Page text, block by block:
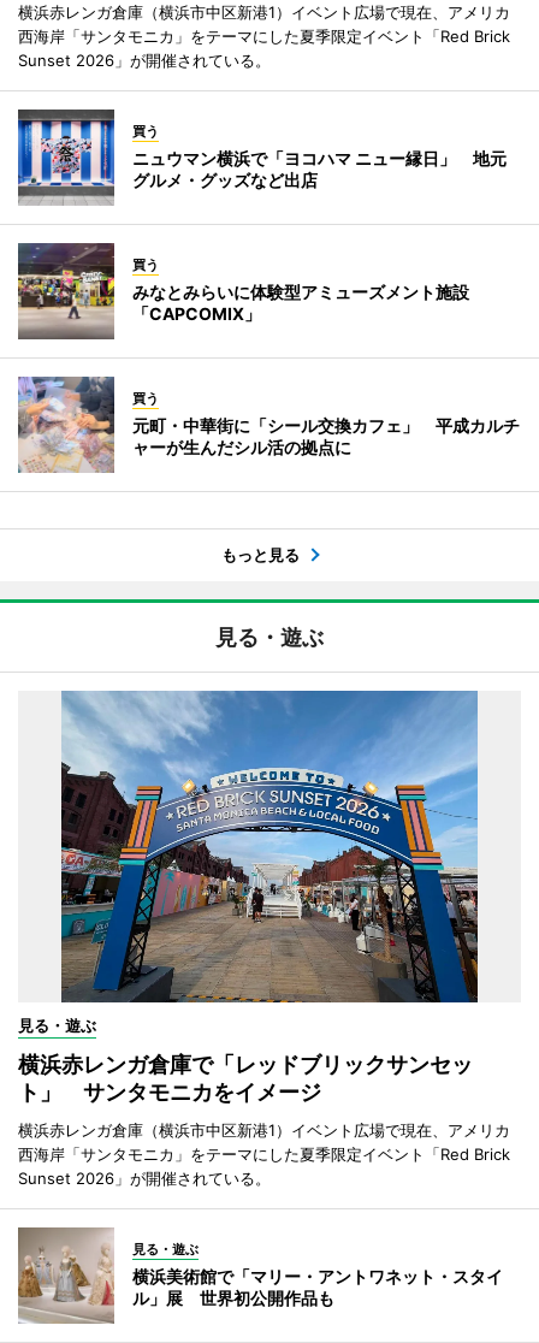
横浜赤レンガ倉庫（横浜市中区新港1）イベント広場で現在、アメリカ
西海岸「サンタモニカ」をテーマにした夏季限定イベント「Red Brick
Sunset 2026」が開催されている。
買う
ニュウマン横浜で「ヨコハマ ニュー縁日」 地元
グルメ・グッズなど出店
買う
みなとみらいに体験型アミューズメント施設
「CAPCOMIX」
買う
元町・中華街に「シール交換カフェ」 平成カルチ
ャーが生んだシル活の拠点に
もっと見る
見る・遊ぶ
見る・遊ぶ
横浜赤レンガ倉庫で「レッドブリックサンセッ
ト」 サンタモニカをイメージ
横浜赤レンガ倉庫（横浜市中区新港1）イベント広場で現在、アメリカ
西海岸「サンタモニカ」をテーマにした夏季限定イベント「Red Brick
Sunset 2026」が開催されている。
見る・遊ぶ
横浜美術館で「マリー・アントワネット・スタイ
ル」展 世界初公開作品も